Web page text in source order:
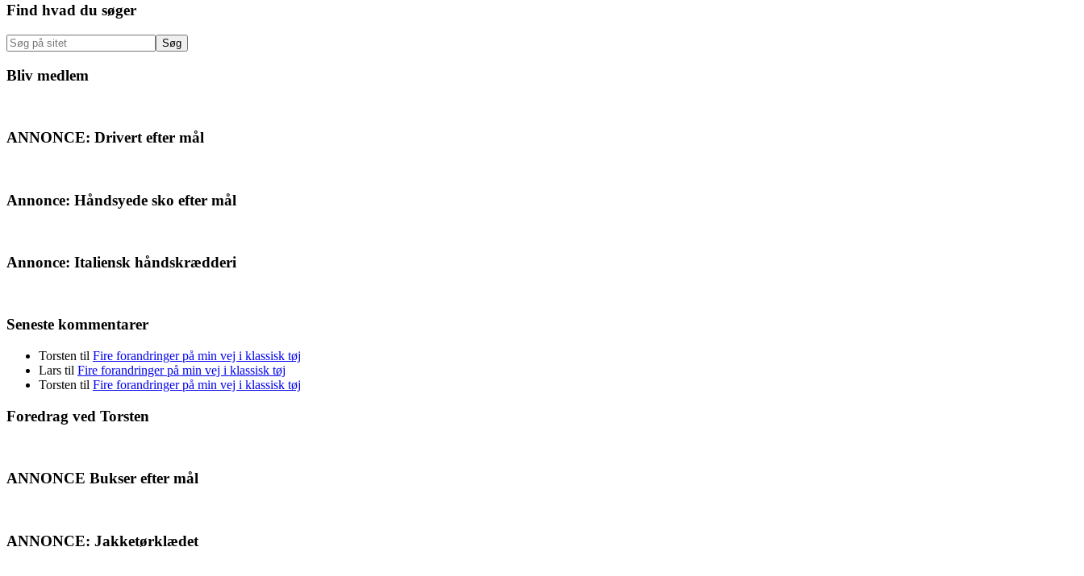
Primær
Sidebar
Find hvad du søger
Søg
på
sitet
Bliv medlem
ANNONCE: Drivert efter mål
Annonce: Håndsyede sko efter mål
Annonce: Italiensk håndskrædderi
Seneste kommentarer
Torsten til Fire forandringer på min vej i klassisk tøj
Lars til Fire forandringer på min vej i klassisk tøj
Torsten til Fire forandringer på min vej i klassisk tøj
Foredrag ved Torsten
ANNONCE Bukser efter mål
ANNONCE: Jakketørklædet